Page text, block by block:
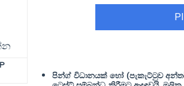
පින්ග් විධානයක් හෝ (පැකැට්ටුව